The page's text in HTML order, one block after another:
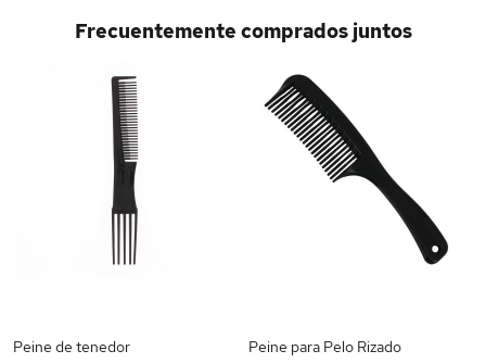
Frecuentemente comprados juntos
Peine de tenedor Peine para Pelo Rizado